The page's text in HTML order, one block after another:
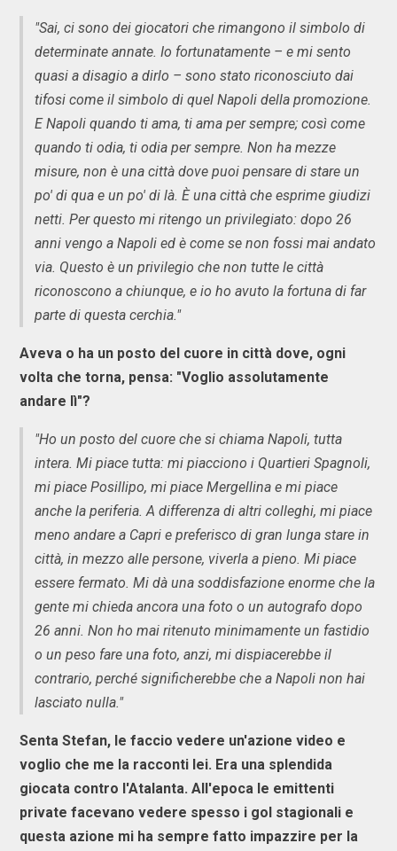
"Sai, ci sono dei giocatori che rimangono il simbolo di
determinate annate. Io fortunatamente – e mi sento
quasi a disagio a dirlo – sono stato riconosciuto dai
tifosi come il simbolo di quel Napoli della promozione.
E Napoli quando ti ama, ti ama per sempre; così come
quando ti odia, ti odia per sempre. Non ha mezze
misure, non è una città dove puoi pensare di stare un
po' di qua e un po' di là. È una città che esprime giudizi
netti. Per questo mi ritengo un privilegiato: dopo 26
anni vengo a Napoli ed è come se non fossi mai andato
via. Questo è un privilegio che non tutte le città
riconoscono a chiunque, e io ho avuto la fortuna di far
parte di questa cerchia."
Aveva o ha un posto del cuore in città dove, ogni
volta che torna, pensa: "Voglio assolutamente
andare lì"?
"Ho un posto del cuore che si chiama Napoli, tutta
intera. Mi piace tutta: mi piacciono i Quartieri Spagnoli,
mi piace Posillipo, mi piace Mergellina e mi piace
anche la periferia. A differenza di altri colleghi, mi piace
meno andare a Capri e preferisco di gran lunga stare in
città, in mezzo alle persone, viverla a pieno. Mi piace
essere fermato. Mi dà una soddisfazione enorme che la
gente mi chieda ancora una foto o un autografo dopo
26 anni. Non ho mai ritenuto minimamente un fastidio
o un peso fare una foto, anzi, mi dispiacerebbe il
contrario, perché significherebbe che a Napoli non hai
lasciato nulla."
Senta Stefan, le faccio vedere un'azione video e
voglio che me la racconti lei. Era una splendida
giocata contro l'Atalanta. All'epoca le emittenti
private facevano vedere spesso i gol stagionali e
questa azione mi ha sempre fatto impazzire per la